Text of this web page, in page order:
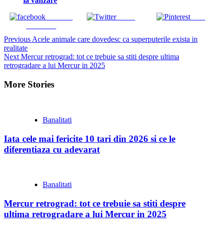
Tweet Save
Continue
Reading
PreviousAcele animale care dovedesc ca superputerile exista in
realitate
NextMercur retrograd: tot ce trebuie sa stiti despre ultima
retrogradare a lui Mercur in 2025
More Stories
Banalitati
Iata cele mai fericite 10 tari din 2026 si ce le
diferentiaza cu adevarat
Banalitati
Mercur retrograd: tot ce trebuie sa stiti despre
ultima retrogradare a lui Mercur in 2025